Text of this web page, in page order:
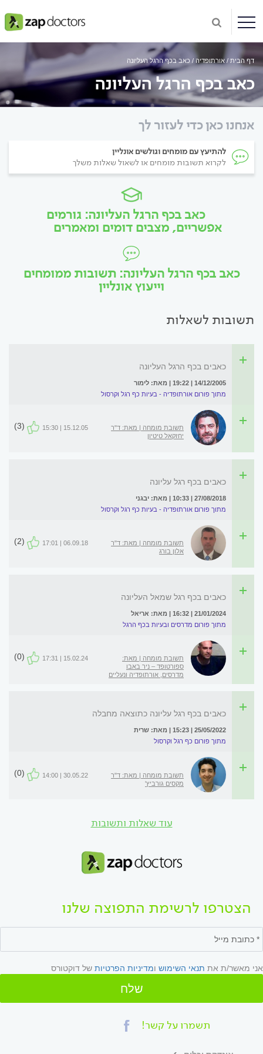
דף הבית אורתופדיה כאב בכף הרגל העליונה
כאב בכף הרגל העליונה
אנחנו כאן כדי לעזור לך
להתיעץ עם מומחים וגולשים אונליין
לקרוא תשובות מומחים או לשאול שאלות משלך
כאב בכף הרגל העליונה: גורמים
אפשריים, מצבים דומים ומאמרים
כאב בכף הרגל העליונה: תשובות ממומחים
וייעוץ אונליין
תשובות לשאלות
כאבים בכף הרגל העליונה
14/12/2005 | 19:22 | מאת: לימור
מתוך פורום אורתופדיה - בעיות כף רגל וקרסול
תשובת מומחה | מאת: ד"ר
יחזקאל טיטיון
15.12.05 | 15:30
(3)
כאבים בכף רגל עליונה
27/08/2018 | 10:33 | מאת: יבגני
מתוך פורום אורתופדיה - בעיות כף רגל וקרסול
תשובת מומחה | מאת: ד"ר
אלון בורג
06.09.18 | 17:01
(2)
כאבים בכף רגל שמאל העליונה
21/01/2024 | 16:32 | מאת: אריאל
מתוך פורום מדרסים ובעיות בכף הרגל
תשובת מומחה | מאת:
ספורטופד – ניר באבו
מדרסים, אורתופדיה ונעליים
15.02.24 | 17:31
(0)
כאבים בכף רגל עליונה כתוצאה מחבלה
25/05/2022 | 15:23 | מאת: שרית
מתוך פורום כף רגל וקרסול
תשובת מומחה | מאת: ד"ר
מקסים גורביץ'
30.05.22 | 14:00
(0)
עוד שאלות ותשובות
הצטרפו לרשימת התפוצה שלנו
אני מאשר/ת את תנאי השימוש ומדיניות הפרטיות של דוקטורס
שלח
תשמרו על קשר!